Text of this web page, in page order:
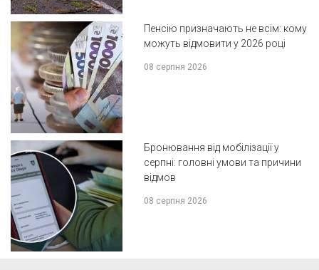
Пенсію призначають не всім: кому
можуть відмовити у 2026 році
08 серпня 2026
Бронювання від мобілізації у
серпні: головні умови та причини
відмов
08 серпня 2026